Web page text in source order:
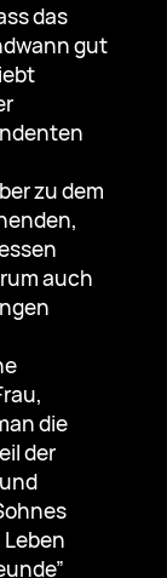
das
gut
zu dem
auch
die
der